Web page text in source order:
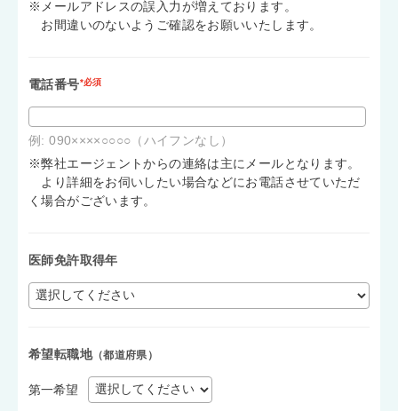
※メールアドレスの誤入力が増えております。
お間違いのないようご確認をお願いいたします。
電話番号*必須
例: 090××××○○○○（ハイフンなし）
※弊社エージェントからの連絡は主にメールとなります。
より詳細をお伺いしたい場合などにお電話させていただ
く場合がございます。
医師免許取得年
希望転職地（都道府県）
第一希望